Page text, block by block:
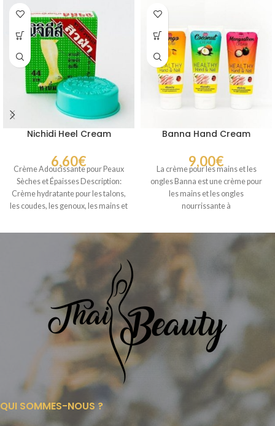
Nichidi Heel Cream
6,60€
Crème Adoucissante pour Peaux
Sèches et Épaisses Description:
Crème hydratante pour les talons,
les coudes, les genoux, les mains et
Banna Hand Cream
9,00€
La crème pour les mains et les
ongles Banna est une crème pour
les mains et les ongles
nourrissante à
QUI SOMMES-NOUS ?